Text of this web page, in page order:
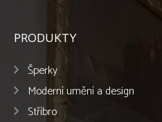
PRODUKTY
Šperky
Moderní umění a design
Stříbro